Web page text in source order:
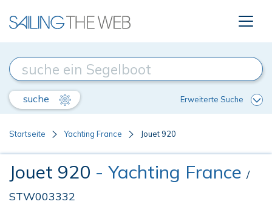
suche Erweiterte Suche
Startseite Yachting France Jouet 920
Jouet 920 - Yachting France /
STW003332